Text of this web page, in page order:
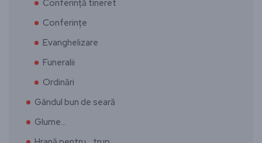
Conferință tineret
Conferințe
Evanghelizare
Funeralii
Ordinări
Gândul bun de seară
Glume…